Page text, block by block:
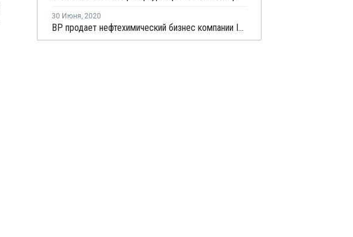
30 Июня, 2020
BP продает нефтехимический бизнес компании Ineos